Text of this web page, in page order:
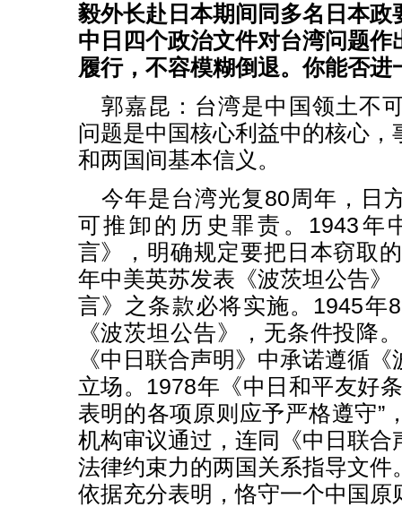
毅外长赴日本期间同多名日本政
中日四个政治文件对台湾问题作
履行，不容模糊倒退。你能否
郭嘉昆：台湾是中国领土不
问题是中国核心利益中的核心，
和两国间基本信义。
今年是台湾光复80周年，日
可推卸的历史罪责。1943年
言》，明确规定要把日本窃取
年中美英苏发表《波茨坦公告》
言》之条款必将实施。1945年
《波茨坦公告》，无条件投降
《中日联合声明》中承诺遵循
立场。1978年《中日和平友好
表明的各项原则应予严格遵守”
机构审议通过，连同《中日联合
法律约束力的两国关系指导文件
依据充分表明，恪守一个中国原